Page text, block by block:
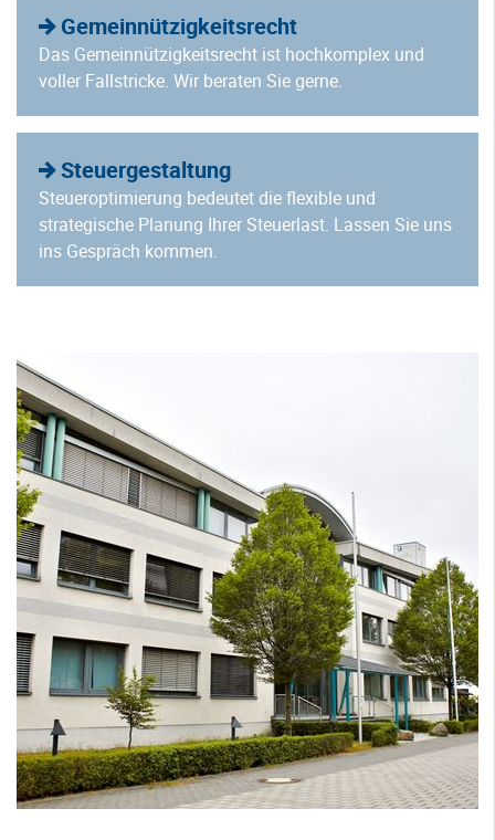
Gemeinnützigkeitsrecht
Das Gemeinnützigkeitsrecht ist hochkomplex und
voller Fallstricke. Wir beraten Sie gerne.
Steuergestaltung
Steueroptimierung bedeutet die flexible und
strategische Planung Ihrer Steuerlast. Lassen Sie uns
ins Gespräch kommen.